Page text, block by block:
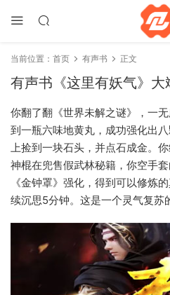
当前位置： 首页 有声书 正文
有声书《这里有妖气》
你翻了翻《世界未解之谜》，一
到一瓶六味地黄丸，成功强化出
上捡到一块石头，并点石成金。
神棍在兜售假武林秘籍，你空手
《金钟罩》强化，得到可以修炼
续沉思5分钟。这是一个灵气复